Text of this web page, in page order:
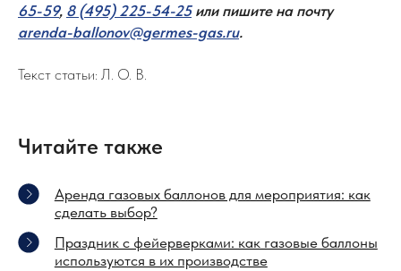
65-59, 8 (495) 225-54-25или пишите на почту
arenda-ballonov@germes-gas.ru.
Текст статьи: Л. О. В.
Читайте также
Аренда газовых баллонов для мероприятия: как
сделать выбор?
Праздник с фейерверками: как газовые баллоны
используются в их производстве
© 2008–2026 «Гермес-газ»